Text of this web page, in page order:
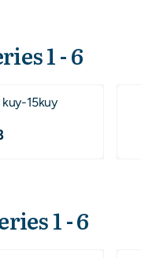
1 - 6
15kuy
13,88
1 - 6